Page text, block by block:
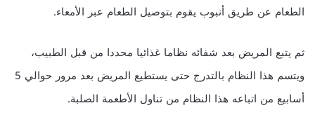
الطعام عن طريق أنبوب يقوم بتوصيل الطعام عبر الأمعاء.
ثم يتبع المريض بعد شفائه نظاما غذائيا محددا من قبل الطبيب،
ويتسم هذا النظام بالتدرج حتى يستطيع المريض بعد مرور حوالي 5
أسابيع من اتباعه هذا النظام من تناول الأطعمة الصلبة.